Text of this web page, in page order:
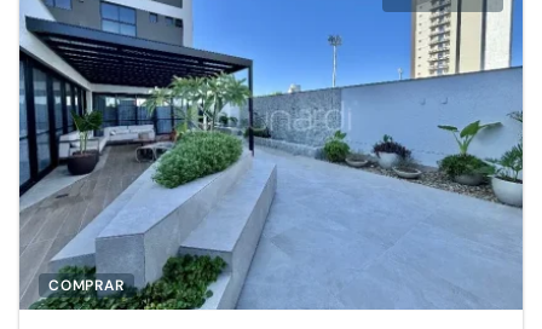
COMPRAR